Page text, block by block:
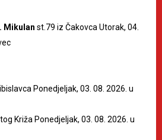
Mikulan st.79 iz Čakovca Utorak, 04.
Ponedjeljak, 03. 08. 2026. u
Križa Ponedjeljak, 03. 08. 2026. u